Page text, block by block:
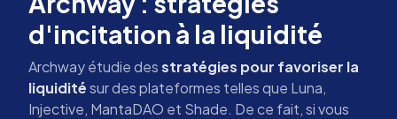
d'incitation à la liquidité
Archway étudie desstratégies pour favoriser la
liquiditésur des plateformes telles que Luna,
Injective, MantaDAO et Shade. De ce fait, si vous